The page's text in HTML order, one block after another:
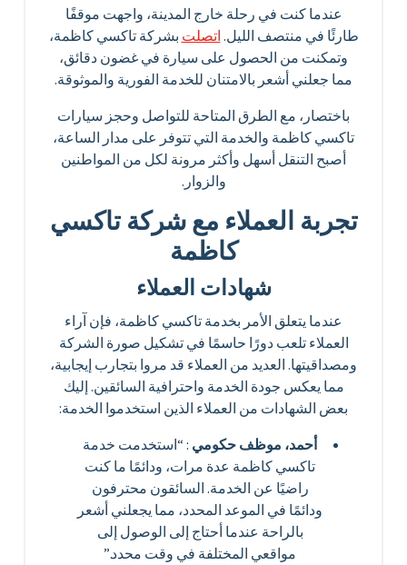
عندما كنت في رحلة خارج المدينة، واجهت موقفًا
طارئًا في منتصف الليل.اتصلتبشركة تاكسي كاظمة،
وتمكنت من الحصول على سيارة في غضون دقائق،
مما جعلني أشعر بالامتنان للخدمة الفورية والموثوقة.
باختصار، مع الطرق المتاحة للتواصل وحجز سيارات
تاكسي كاظمة والخدمة التي تتوفر على مدار الساعة،
أصبح التنقل أسهل وأكثر مرونة لكل من المواطنين
والزوار.
تجربة العملاء مع شركة تاكسي
كاظمة
شهادات العملاء
عندما يتعلق الأمر بخدمة تاكسي كاظمة، فإن آراء
العملاء تلعب دورًا حاسمًا في تشكيل صورة الشركة
ومصداقيتها. العديد من العملاء قد مروا بتجارب إيجابية،
مما يعكس جودة الخدمة واحترافية السائقين. إليك
بعض الشهادات من العملاء الذين استخدموا الخدمة:
أحمد، موظف حكومي: “استخدمت خدمة
تاكسي كاظمة عدة مرات، ودائمًا ما كنت
راضيًا عن الخدمة. السائقون محترفون
ودائمًا في الموعد المحدد، مما يجعلني أشعر
بالراحة عندما أحتاج إلى الوصول إلى
مواقعي المختلفة في وقت محدد.”